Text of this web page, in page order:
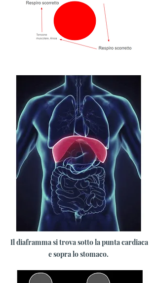
Il diaframma si trova sotto la punta cardiaca
e sopra lo stomaco.